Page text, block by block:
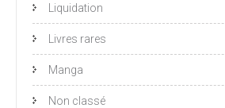
Liquidation
Livres rares
Manga
Non classé